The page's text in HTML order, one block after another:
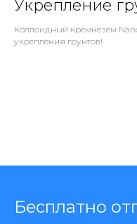
Укрепление
Коллоидный кремнезём
укрепления грунтов!
Бесплатно